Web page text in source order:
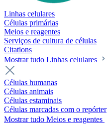
Linhas celulares
Células primárias
Meios e reagentes
Serviços de cultura de células
Citations
Mostrar tudo Linhas celulares
Células humanas
Células animais
Células estaminais
Células marcadas com o repórter
Mostrar tudo Meios e reagentes